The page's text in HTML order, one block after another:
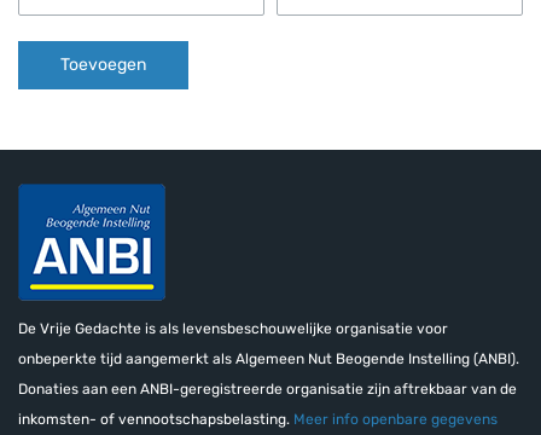
Toevoegen
De Vrije Gedachte is als levensbeschouwelijke organisatie voor
onbeperkte tijd aangemerkt als Algemeen Nut Beogende Instelling (ANBI).
Donaties aan een ANBI-geregistreerde organisatie zijn aftrekbaar van de
inkomsten- of vennootschapsbelasting. Meer info openbare gegevens